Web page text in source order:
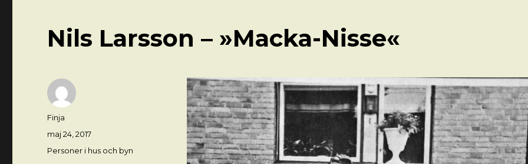
Nils Larsson – »Macka-Nisse«
Författare
Finja
Postat
maj 24, 2017
Kategorier
Personer i hus och byn